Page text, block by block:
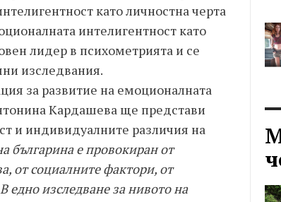
като личностна черта
интелигентност като
лидер в психометрията и се
изследвания.
за развитие на емоционалната
Кардашева ще представи
и индивидуалните различия на
българина е провокиран от
от социалните фактори, от
едно изследване за нивото на